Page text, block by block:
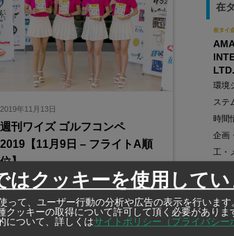
2019年11月13日
週刊ワイズ ゴルフコンペ
2019【11月9日 – フライトA順
位】
2019年週刊ワイズゴルフコンペ結果発表
ページです。当日は大勢のゴルファーにお
楽しみたいだけました。グロス順位、フラ
イトA・Bの各順位をご覧頂けます。ご参加
在
在タイ
LTD.
環境
ステ
時間
企画
工・
在タイ
はクッキーを使用してい
って、ユーザー行動の分析や広告の表示を行います
クッキーの取得について許可して頂く必要がありま
について、詳しくはサイトポリシー（プライバシー